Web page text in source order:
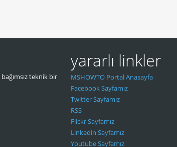
teknik bir
yararlı linkler
MSHOWTO Portal Anasayfa
Facebook Sayfamız
Twitter Sayfamız
RSS
Flickr Sayfamız
Linkedin Sayfamız
Youtube Sayfamız